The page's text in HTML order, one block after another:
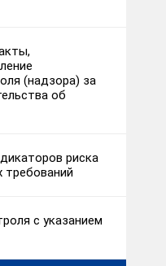
(надзора) за
об
риска
требований
с указанием